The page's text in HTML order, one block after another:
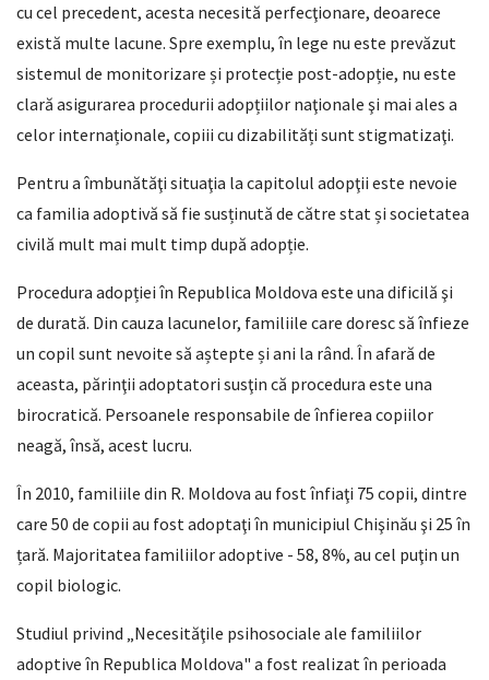
cu cel precedent, acesta necesită perfecţionare, deoarece
există multe lacune. Spre exemplu, în lege nu este prevăzut
sistemul de monitorizare și protecție post-adopție, nu este
clară asigurarea procedurii adopțiilor naţionale şi mai ales a
celor internaționale, copiii cu dizabilități sunt stigmatizaţi.
Pentru a îmbunătăţi situaţia la capitolul adopţii este nevoie
ca familia adoptivă să fie susținută de către stat și societatea
civilă mult mai mult timp după adopție.
Procedura adopției în Republica Moldova este una dificilă şi
de durată. Din cauza lacunelor, familiile care doresc să înfieze
un copil sunt nevoite să aștepte și ani la rând. În afară de
aceasta, părinţii adoptatori susţin că procedura este una
birocratică. Persoanele responsabile de înfierea copiilor
neagă, însă, acest lucru.
În 2010, familiile din R. Moldova au fost înfiaţi 75 copii, dintre
care 50 de copii au fost adoptaţi în municipiul Chişinău şi 25 în
țară. Majoritatea familiilor adoptive - 58, 8%, au cel puţin un
copil biologic.
Studiul privind „Necesităţile psihosociale ale familiilor
adoptive în Republica Moldova" a fost realizat în perioada